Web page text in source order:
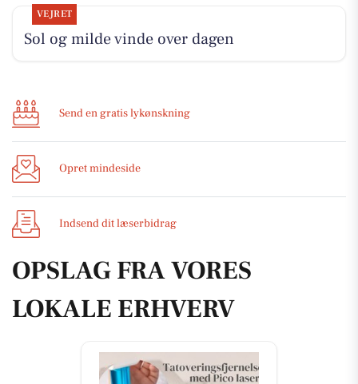
VEJRET
Sol og milde vinde over dagen
Send en gratis lykønskning
Opret mindeside
Indsend dit læserbidrag
OPSLAG FRA VORES
LOKALE ERHVERV